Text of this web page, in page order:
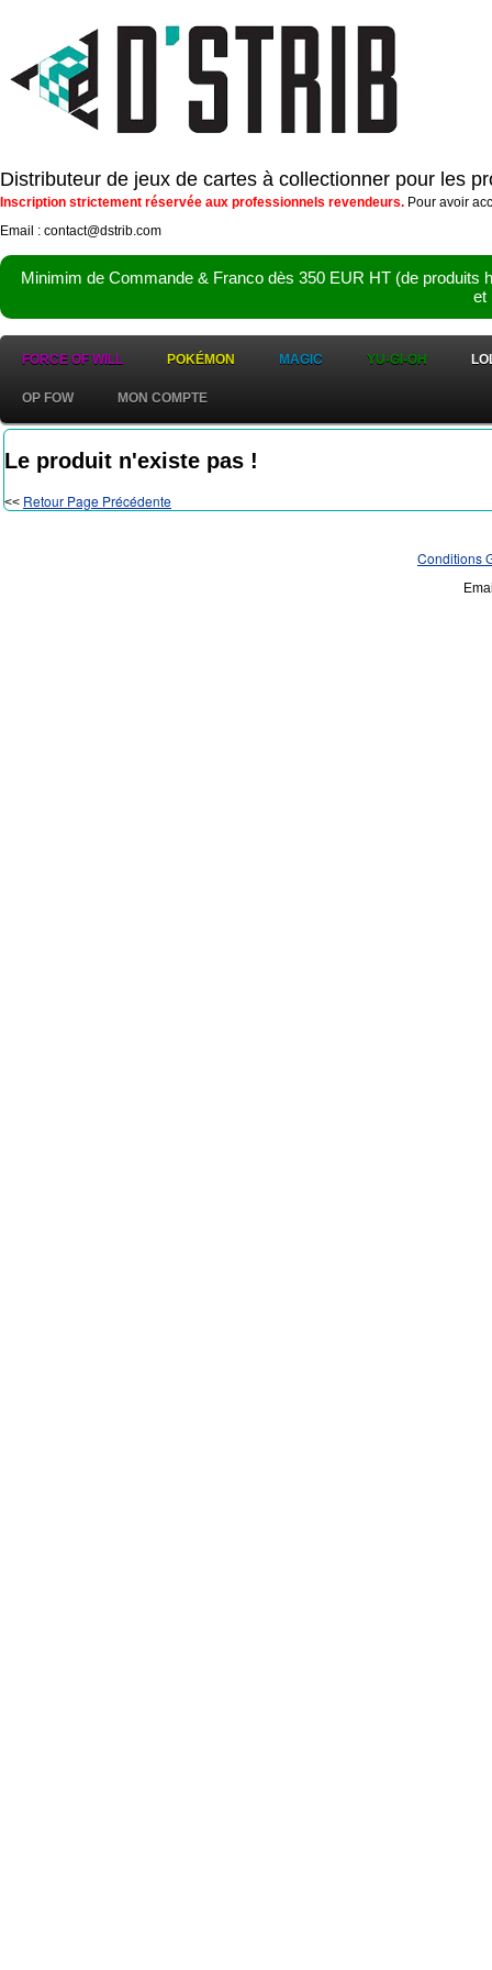
Distributeur de jeux de cartes à collectionner pour les
Inscription strictement réservée aux professionnels revendeurs. Pour avoir
Email : contact@dstrib.com
Minimim de Commande & Franco dès 350 EUR HT (de
et
FORCE OF WILL POKÉMON MAGIC YU-GI-OH
OP FOW MON COMPTE
Le produit n'existe pas !
<< Retour Page Précédente
Conditions